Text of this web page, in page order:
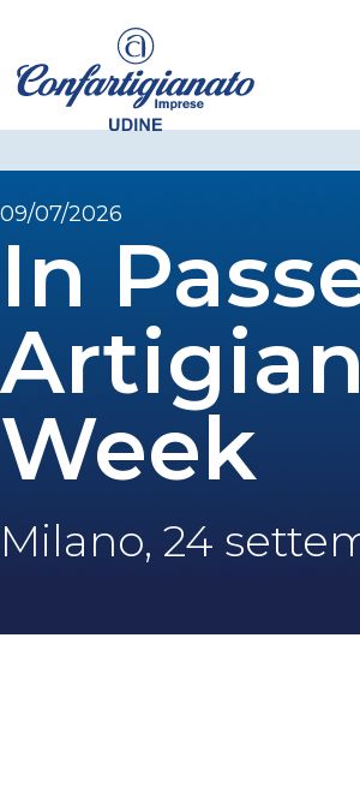
09/07/2026
In
Week
Milano, 24